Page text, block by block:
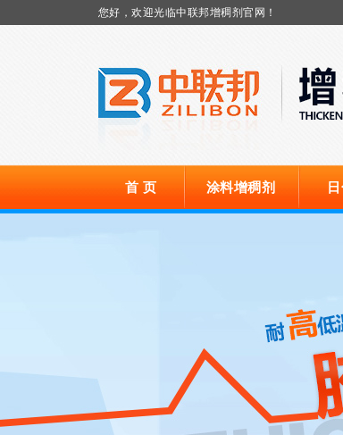
您好，欢迎光临中联邦增稠剂官网！
首 页 涂料增稠剂